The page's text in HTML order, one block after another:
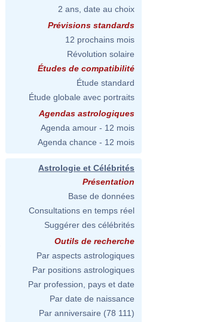
2 ans, date au choix
Prévisions standards
12 prochains mois
Révolution solaire
Études de compatibilité
Étude standard
Étude globale avec portraits
Agendas astrologiques
Agenda amour - 12 mois
Agenda chance - 12 mois
Astrologie et Célébrités
Présentation
Base de données
Consultations en temps réel
Suggérer des célébrités
Outils de recherche
Par aspects astrologiques
Par positions astrologiques
Par profession, pays et date
Par date de naissance
Par anniversaire (78 111)